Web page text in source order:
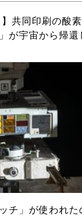
共同印刷の酸
が宇宙から帰
チ」が使われ